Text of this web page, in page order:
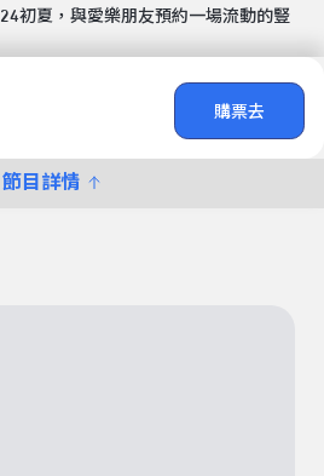
購票去
節目詳情
初夏，與愛樂朋友預約一場流動的豎